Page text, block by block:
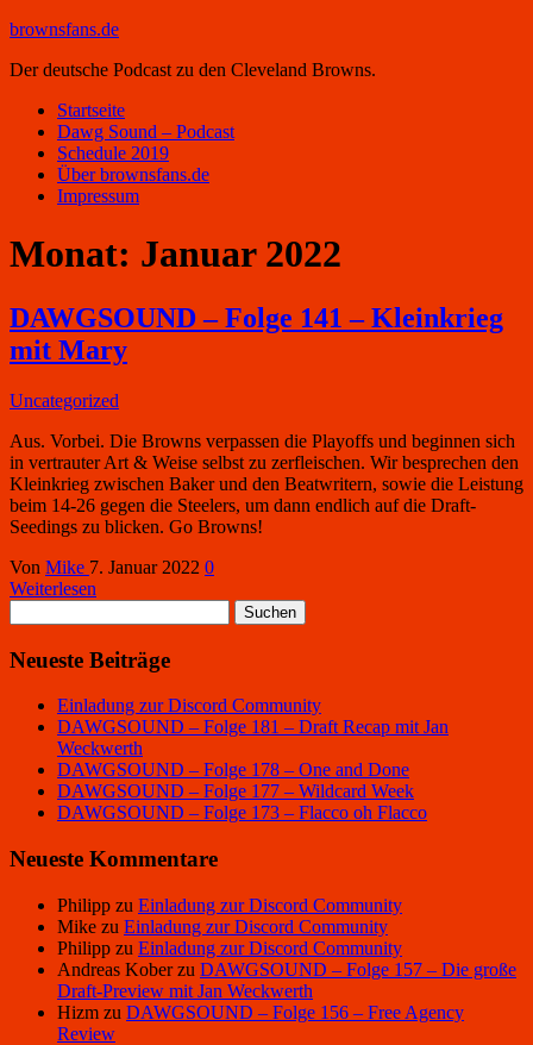
brownsfans.de
Der deutsche Podcast zu den Cleveland Browns.
Startseite
Dawg Sound – Podcast
Schedule 2019
Über brownsfans.de
Impressum
Monat: Januar 2022
DAWGSOUND – Folge 141 – Kleinkrieg
mit Mary
Uncategorized
Aus. Vorbei. Die Browns verpassen die Playoffs und beginnen sich
in vertrauter Art & Weise selbst zu zerfleischen. Wir besprechen den
Kleinkrieg zwischen Baker und den Beatwritern, sowie die Leistung
beim 14-26 gegen die Steelers, um dann endlich auf die Draft-
Seedings zu blicken. Go Browns!
Von Mike 7. Januar 2022 0
Weiterlesen
nach:
Neueste Beiträge
Einladung zur Discord Community
DAWGSOUND – Folge 181 – Draft Recap mit Jan
Weckwerth
DAWGSOUND – Folge 178 – One and Done
DAWGSOUND – Folge 177 – Wildcard Week
DAWGSOUND – Folge 173 – Flacco oh Flacco
Neueste Kommentare
Philipp zu Einladung zur Discord Community
Mike zu Einladung zur Discord Community
Philipp zu Einladung zur Discord Community
Andreas Koberzu DAWGSOUND – Folge 157 – Die große
Draft-Preview mit Jan Weckwerth
Hizm zu DAWGSOUND – Folge 156 – Free Agency
Review